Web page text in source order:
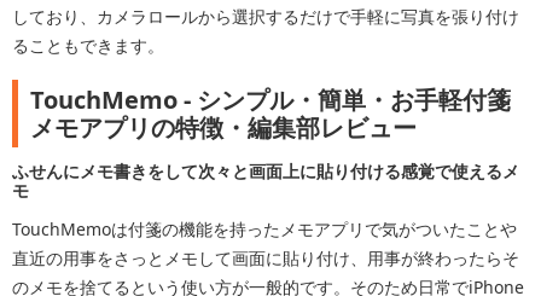
しており、カメラロールから選択するだけで手軽に写真を張り付け
ることもできます。
TouchMemo - シンプル・簡単・お手軽付箋
メモアプリの特徴・編集部レビュー
ふせんにメモ書きをして次々と画面上に貼り付ける感覚で使えるメ
モ
TouchMemoは付箋の機能を持ったメモアプリで気がついたことや
直近の用事をさっとメモして画面に貼り付け、用事が終わったらそ
のメモを捨てるという使い方が一般的です。そのため日常でiPhone